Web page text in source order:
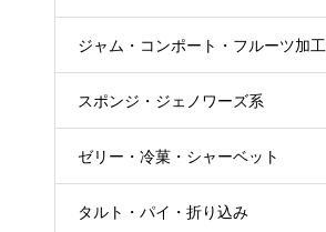
ジャム・コンポート・フルーツ加工
スポンジ・ジェノワーズ系
ゼリー・冷菓・シャーベット
タルト・パイ・折り込み